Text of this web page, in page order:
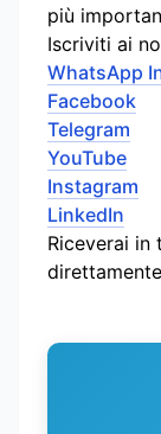
più
Iscriviti ai
WhatsApp
Facebook
Telegram
YouTube
Instagram
LinkedIn
Riceverai